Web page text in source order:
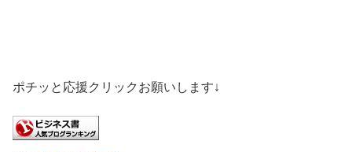
ポチッと応援クリックお願いします↓